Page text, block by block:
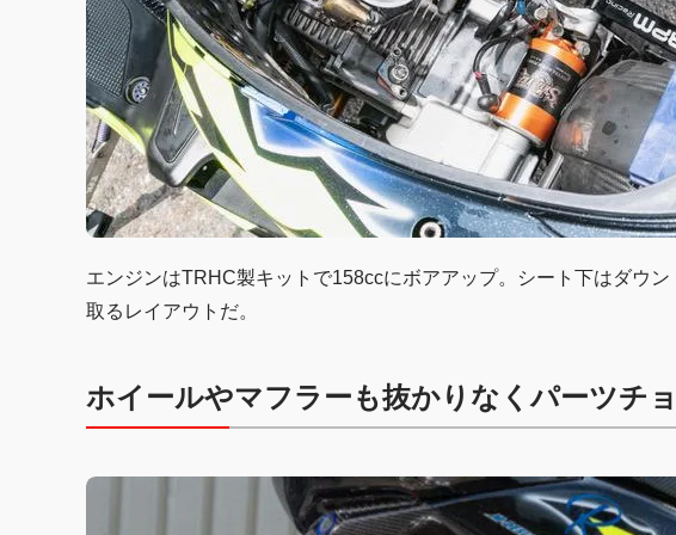
エンジンはTRHC製キットで158ccにボアアップ。シート下はダウ
取るレイアウトだ。
ホイールやマフラーも抜かりなくパーツチ